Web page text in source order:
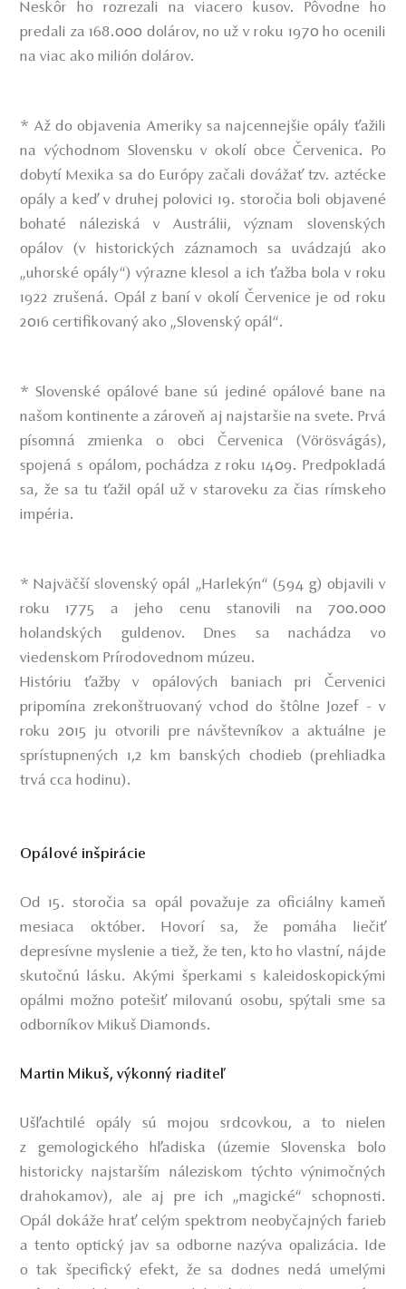
Neskôr ho rozrezali na viacero kusov. Pôvodne ho
predali za 168.000 dolárov, no už v roku 1970 ho ocenili
na viac ako milión dolárov.
* Až do objavenia Ameriky sa najcennejšie opály ťažili
na východnom Slovensku v okolí obce Červenica. Po
dobytí Mexika sa do Európy začali dovážať tzv. aztécke
opály a keď v druhej polovici 19. storočia boli objavené
bohaté náleziská v Austrálii, význam slovenských
opálov (v historických záznamoch sa uvádzajú ako
„uhorské opály“) výrazne klesol a ich ťažba bola v roku
1922 zrušená. Opál z baní v okolí Červenice je od roku
2016 certifikovaný ako „Slovenský opál“.
* Slovenské opálové bane sú jediné opálové bane na
našom kontinente a zároveň aj najstaršie na svete. Prvá
písomná zmienka o obci Červenica (Vörösvágás),
spojená s opálom, pochádza z roku 1409. Predpokladá
sa, že sa tu ťažil opál už v staroveku za čias rímskeho
impéria.
* Najväčší slovenský opál „Harlekýn“ (594 g) objavili v
roku 1775 a jeho cenu stanovili na 700.000
holandských guldenov. Dnes sa nachádza vo
viedenskom Prírodovednom múzeu.
Históriu ťažby v opálových baniach pri Červenici
pripomína zrekonštruovaný vchod do štôlne Jozef - v
roku 2015 ju otvorili pre návštevníkov a aktuálne je
sprístupnených 1,2 km banských chodieb (prehliadka
trvá cca hodinu).
Opálové inšpirácie
Od 15. storočia sa opál považuje za oficiálny kameň
mesiaca október. Hovorí sa, že pomáha liečiť
depresívne myslenie a tiež, že ten, kto ho vlastní, nájde
skutočnú lásku. Akými šperkami s kaleidoskopickými
opálmi možno potešiť milovanú osobu, spýtali sme sa
odborníkov Mikuš Diamonds.
Martin Mikuš, výkonný riaditeľ
Ušľachtilé opály sú mojou srdcovkou, a to nielen
z gemologického hľadiska (územie Slovenska bolo
historicky najstarším náleziskom týchto výnimočných
drahokamov), ale aj pre ich „magické“ schopnosti.
Opál dokáže hrať celým spektrom neobyčajných farieb
a tento optický jav sa odborne nazýva opalizácia. Ide
o tak špecifický efekt, že sa dodnes nedá umelými